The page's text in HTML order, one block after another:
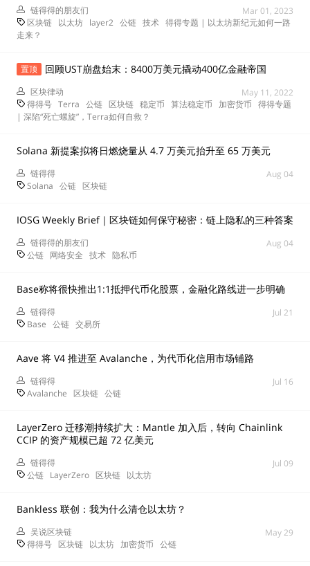
链得得的朋友们
Mar 01, 2023
区块链 以太坊 layer2 公链 技术 得得专题 | 以太坊新纪元如何一路
走来？
置顶 回顾UST崩盘始末：8400万美元撬动400亿金融帝国
区块律动
May 11, 2022
得得号 Terra 公链 区块链 稳定币 算法稳定币 加密货币 得得专题
| 深陷“死亡螺旋”，Terra如何自救？
Solana 新提案拟将日燃烧量从 4.7 万美元抬升至 65 万美元
链得得
Aug 04
Solana 公链 区块链
IOSG Weekly Brief｜区块链如何保守秘密：链上隐私的三种答案
链得得的朋友们
Aug 04
公链 网络安全 技术 隐私币
Base称将很快推出1:1抵押代币化股票，金融化路线进一步明确
链得得
Jul 21
Base 公链 交易所
Aave 将 V4 推进至 Avalanche，为代币化信用市场铺路
链得得
Jul 16
Avalanche 区块链 公链
LayerZero 迁移潮持续扩大：Mantle 加入后，转向 Chainlink
CCIP 的资产规模已超 72 亿美元
链得得
Jul 09
公链 LayerZero 区块链 以太坊
Bankless 联创：我为什么清仓以太坊？
吴说区块链
May 29
得得号 区块链 以太坊 加密货币 公链